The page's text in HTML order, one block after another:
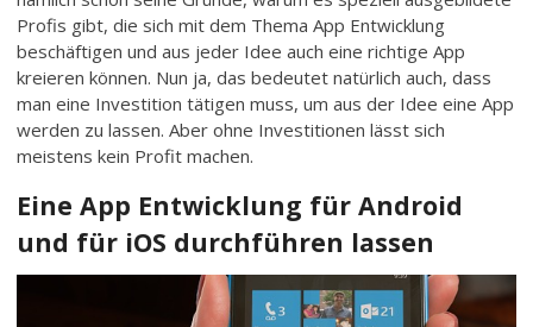
Profis gibt, die sich mit dem Thema App Entwicklung
beschäftigen und aus jeder Idee auch eine richtige App
kreieren können. Nun ja, das bedeutet natürlich auch, dass
man eine Investition tätigen muss, um aus der Idee eine App
werden zu lassen. Aber ohne Investitionen lässt sich
meistens kein Profit machen.
Eine App Entwicklung für Android
und für iOS durchführen lassen